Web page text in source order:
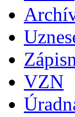
VZN